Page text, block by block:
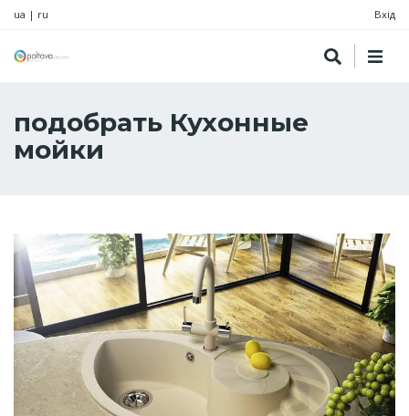
ua | ru Вхід
подобрать Кухонные
мойки